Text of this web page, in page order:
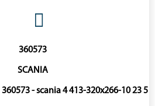
360573
SCANIA
- scania 4 413-320x266-10 23 5